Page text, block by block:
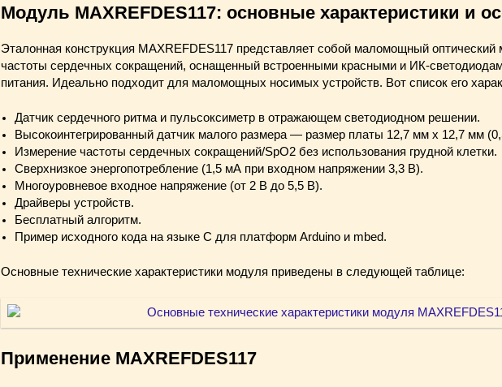
Модуль MAXREFDES117: основные характеристики и
Эталонная конструкция MAXREFDES117 представляет собой маломощный оптический
частоты сердечных сокращений, оснащенный встроенными красными и ИК-
питания. Идеально подходит для маломощных носимых устройств. Вот список его
Датчик сердечного ритма и пульсоксиметр в отражающем светодиодном решении.
Высокоинтегрированный датчик малого размера — размер платы 12,7 мм x 12,7 мм
Измерение частоты сердечных сокращений/SpO2 без использования грудной клетки.
Сверхнизкое энергопотребление (1,5 мА при входном напряжении 3,3 В).
Многоуровневое входное напряжение (от 2 В до 5,5 В).
Драйверы устройств.
Бесплатный алгоритм.
Пример исходного кода на языке C для платформ Arduino и mbed.
Основные технические характеристики модуля приведены в следующей таблице:
Применение MAXREFDES117